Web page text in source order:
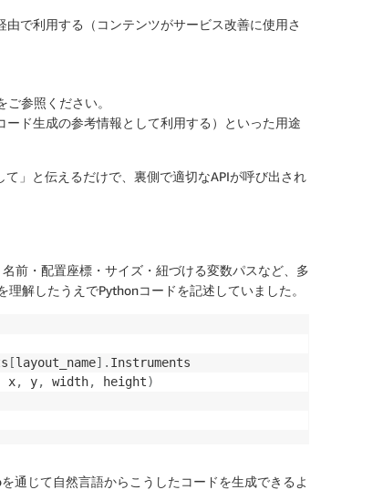
で利用する
（コンテンツがサービス改善に使用さ
ご参照ください。
ド生成の参考情報として利用する）といった用途
」と伝えるだけで、裏側で適切なAPIが呼び出され
前・配置座標・サイズ・紐づける変数パスなど、多
解したうえでPythonコードを記述していました。
[layout_name] . Instruments
x, y, width, height)
通じて自然言語からこうしたコードを生成できるよ